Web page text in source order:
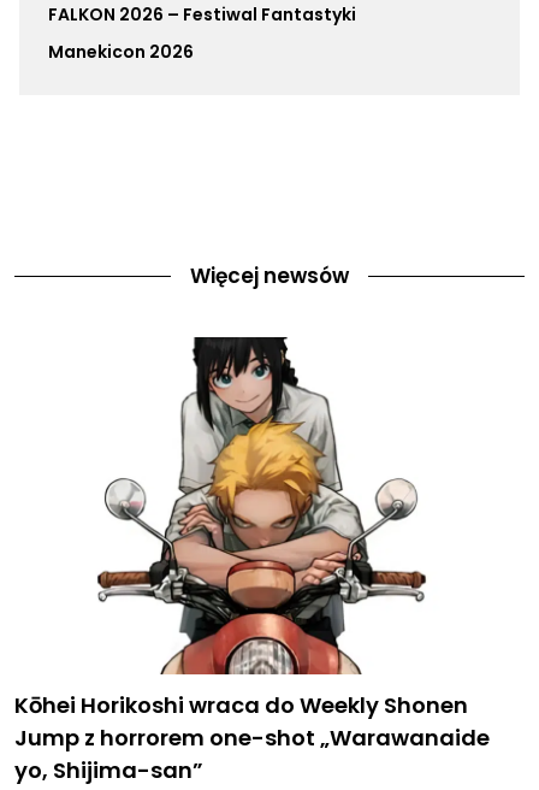
FALKON 2026 – Festiwal Fantastyki
Manekicon 2026
Więcej newsów
Kōhei Horikoshi wraca do Weekly Shonen
Jump z horrorem one-shot „Warawanaide
yo, Shijima-san”